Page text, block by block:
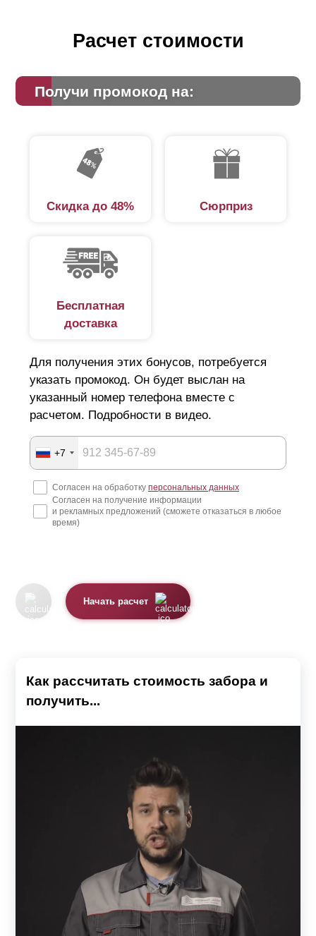
Расчет стоимости
Получи промокод на:
Скидка до 48% Сюрприз
Бесплатная
доставка
Для получения этих бонусов, потребуется
указать промокод. Он будет выслан на
указанный номер телефона вместе с
расчетом. Подробности в видео.
+7
Согласен на обработку персональных данных
Согласен на получение информации
и рекламных предложений (сможете отказаться в любое
время)
Начать расчет
Как рассчитать стоимость забора и
получить...